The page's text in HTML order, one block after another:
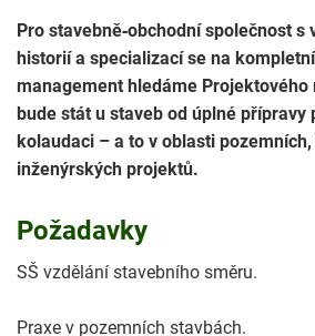
Pro stavebně‑obchodní společnost s
historií a specializací se na
management hledáme Projektového
bude stát u staveb od úplné přípravy
kolaudaci – a to v oblasti
inženýrských projektů.
Požadavky
SŠ vzdělání stavebního směru.
Praxe v pozemních stavbách.